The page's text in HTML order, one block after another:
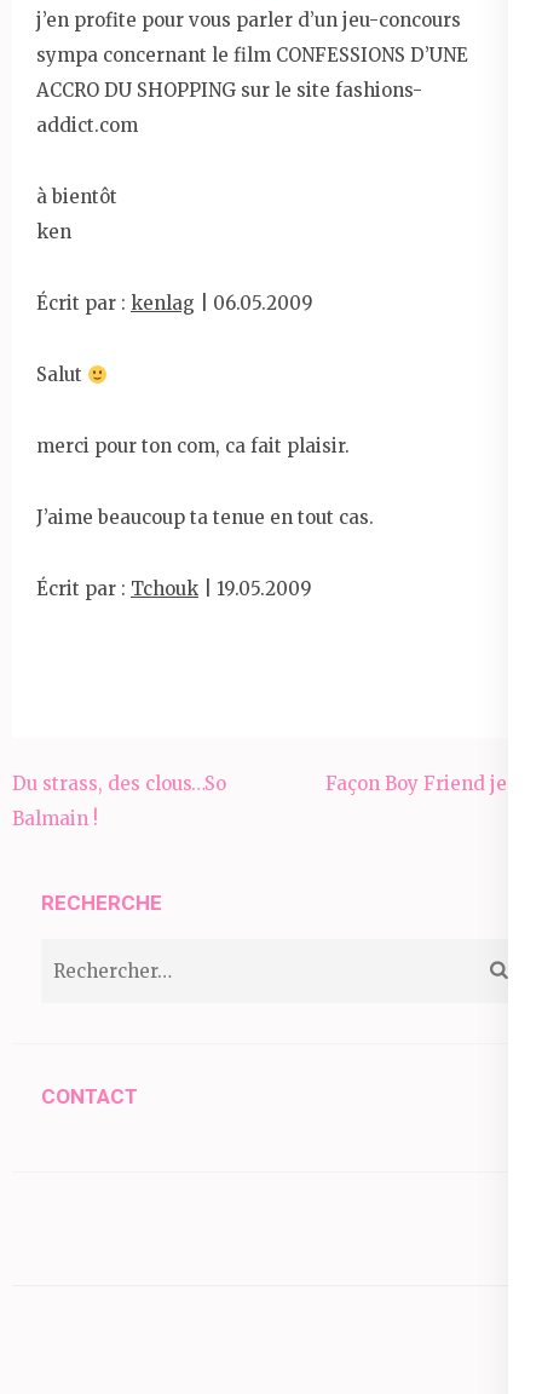
j’en profite pour vous parler d’un jeu-concours
sympa concernant le film CONFESSIONS D’UNE
ACCRO DU SHOPPING sur le site fashions-
addict.com
à bientôt
ken
Écrit par : kenlag | 06.05.2009
Salut
merci pour ton com, ca fait plaisir.
J’aime beaucoup ta tenue en tout cas.
Écrit par : Tchouk | 19.05.2009
Navigation
de
Du strass, des clous…So
Balmain !
Façon Boy Friend jean
RECHERCHE
CONTACT